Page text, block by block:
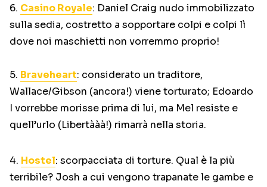
6. Casino Royale: Daniel Craig nudo immobilizzato
sulla sedia, costretto a sopportare colpi e colpi lì
dove noi maschietti non vorremmo proprio!
5. Braveheart: considerato un traditore,
Wallace/Gibson (ancora!) viene torturato; Edoardo
I vorrebbe morisse prima di lui, ma Mel resiste e
quell’urlo (Libertààà!) rimarrà nella storia.
4. Hostel: scorpacciata di torture. Qual è la più
terribile? Josh a cui vengono trapanate le gambe e